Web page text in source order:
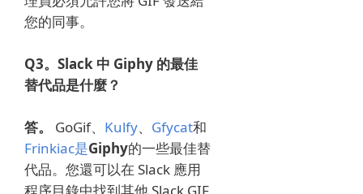
您的同事。
Q3。 Slack 中 Giphy 的最佳
替代品是什麼？
答。 GoGif、 Kulfy、 Gfycat和
Frinkiac是Giphy的一些最佳替
代品。 您還可以在 Slack 應用
程序目錄中找到其他 Slack GIF